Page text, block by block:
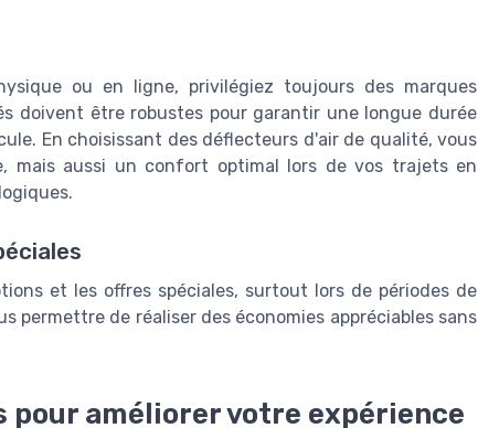
ou en ligne, privilégiez toujours des marques
doivent être robustes pour garantir une longue durée
En choisissant des déflecteurs d'air de qualité, vous
mais aussi un confort optimal lors de vos trajets en
et les offres spéciales, surtout lors de périodes de
permettre de réaliser des économies appréciables sans
améliorer votre expérience